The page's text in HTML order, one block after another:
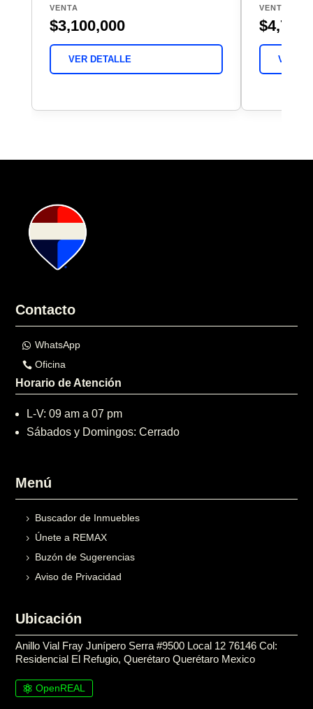
VENTA
$3,100,000
VER DETALLE
VENTA
VER
Contacto
WhatsApp
Oficina
Horario de Atención
L-V: 09 am a 07 pm
Sábados y Domingos: Cerrado
Menú
Buscador de Inmuebles
Únete a REMAX
Buzón de Sugerencias
Aviso de Privacidad
Ubicación
Anillo Vial Fray Junípero Serra #9500 Local 12 76146 Col:
Residencial El Refugio, Querétaro Querétaro Mexico
OpenREAL